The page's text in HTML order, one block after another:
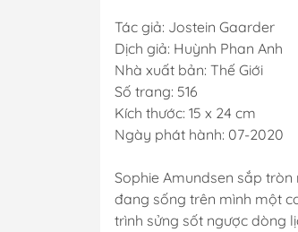
Tác giả: Jostein Gaarder
Dịch giả: Huỳnh Phan Anh
Nhà xuất bản: Thế Giới
Số trang: 516
Kích thước: 15 x 24 cm
Ngày phát hành: 07-2020
Sophie Amundsen sắp
đang sống trên mình một
trình sửng sốt ngược dòng